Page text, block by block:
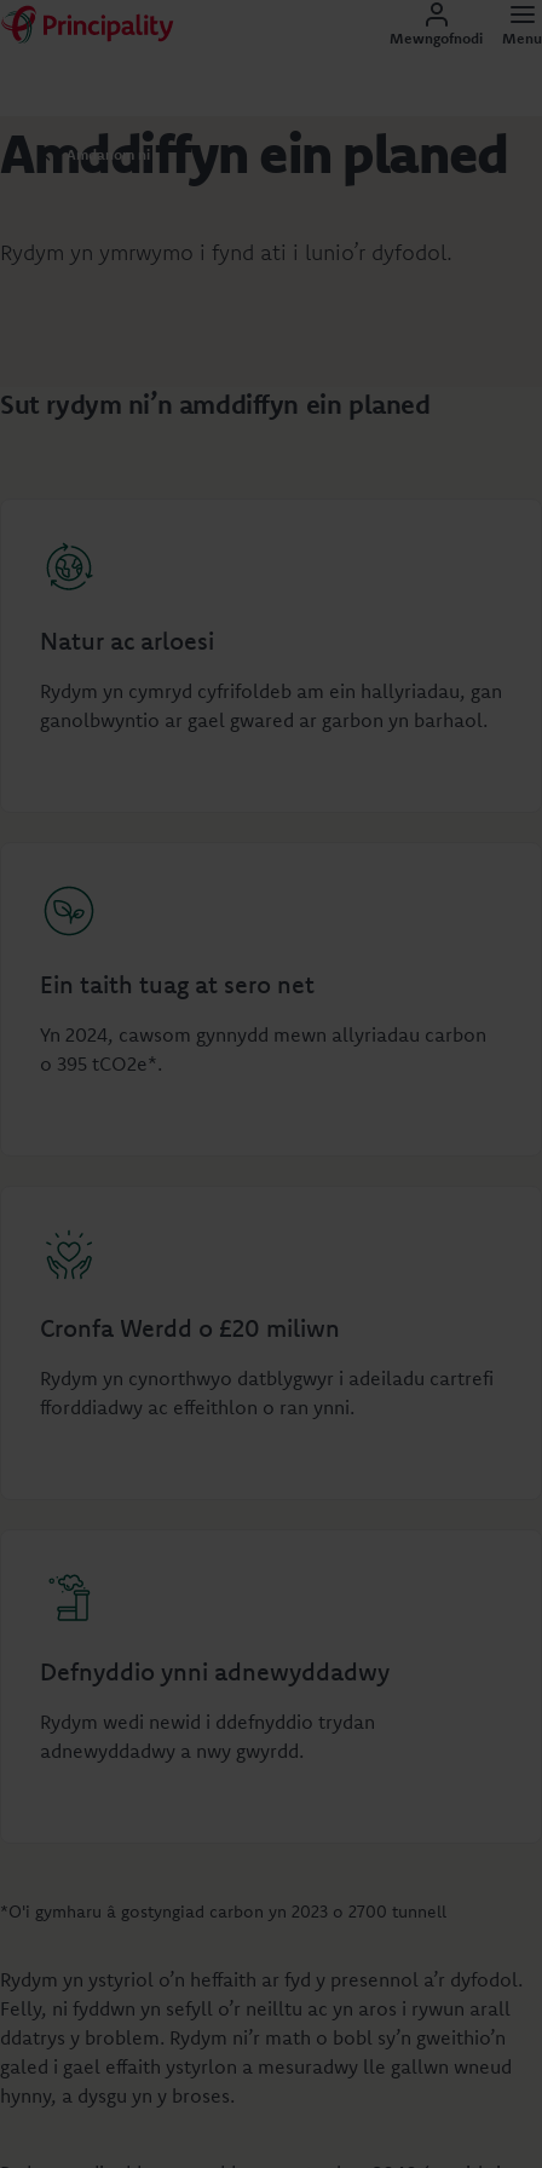
Mewngofnodi Menu
Amdanom ni
Amddiffyn ein planed
Rydym yn ymrwymo i fynd ati i lunio’r dyfodol.
Sut rydym ni’n amddiffyn ein planed
Natur ac arloesi
Rydym yn cymryd cyfrifoldeb am ein hallyriadau, gan
ganolbwyntio ar gael gwared ar garbon yn barhaol.
Ein taith tuag at sero net
Yn 2024, cawsom gynnydd mewn allyriadau carbon
o 395 tCO2e*.
Cronfa Werdd o £20 miliwn
Rydym yn cynorthwyo datblygwyr i adeiladu cartrefi
fforddiadwy ac effeithlon o ran ynni.
Defnyddio ynni adnewyddadwy
Rydym wedi newid i ddefnyddio trydan
adnewyddadwy a nwy gwyrdd.
*O'i gymharu â gostyngiad carbon yn 2023 o 2700 tunnell
Rydym yn ystyriol o’n heffaith ar fyd y presennol a’r dyfodol.
Felly, ni fyddwn yn sefyll o’r neilltu ac yn aros i rywun arall
ddatrys y broblem. Rydym ni’r math o bobl sy’n gweithio’n
galed i gael effaith ystyrlon a mesuradwy lle gallwn wneud
hynny, a dysgu yn y broses.